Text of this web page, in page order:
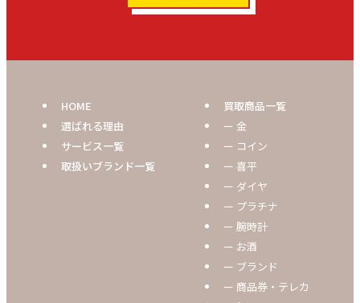
HOME
選ばれる理由
サービス一覧
取扱いブランド一覧
買取商品一覧
ー 金
ー コイン
ー 喜平
ー ダイヤ
ー プラチナ
ー 腕時計
ー お酒
ー ブランド
ー 商品券・テレカ